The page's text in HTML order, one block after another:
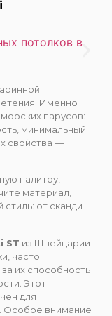
Именно
парусов:
минимальный
свойства —
палитру,
материал,
от сканди
ST из Швейцарии
часто
их способность
Этот
для
Особое внимание